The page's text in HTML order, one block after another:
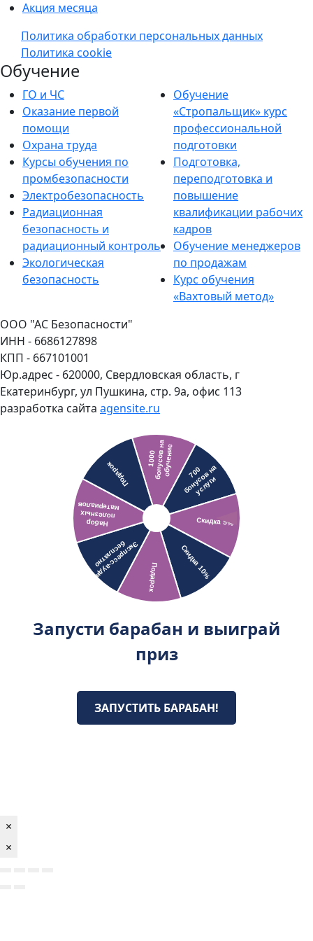
Акция месяца
Политика обработки персональных данных
Политика cookie
Обучение
ГО и ЧС
Оказание первой
помощи
Охрана труда
Курсы обучения по
промбезопасности
Электробезопасность
Радиационная
безопасность и
радиационный контроль
Экологическая
безопасность
Обучение
«Стропальщик» курс
профессиональной
подготовки
Подготовка,
переподготовка и
повышение
квалификации рабочих
кадров
Обучение менеджеров
по продажам
Курс обучения
«Вахтовый метод»
ООО "АС Безопасности"
ИНН - 6686127898
КПП - 667101001
Юр.адрес - 620000, Свердловская область, г
Екатеринбург, ул Пушкина, стр. 9а, офис 113
разработка сайта agensite.ru
Запусти барабан и выиграй
приз
ЗАПУСТИТЬ БАРАБАН!
×
×